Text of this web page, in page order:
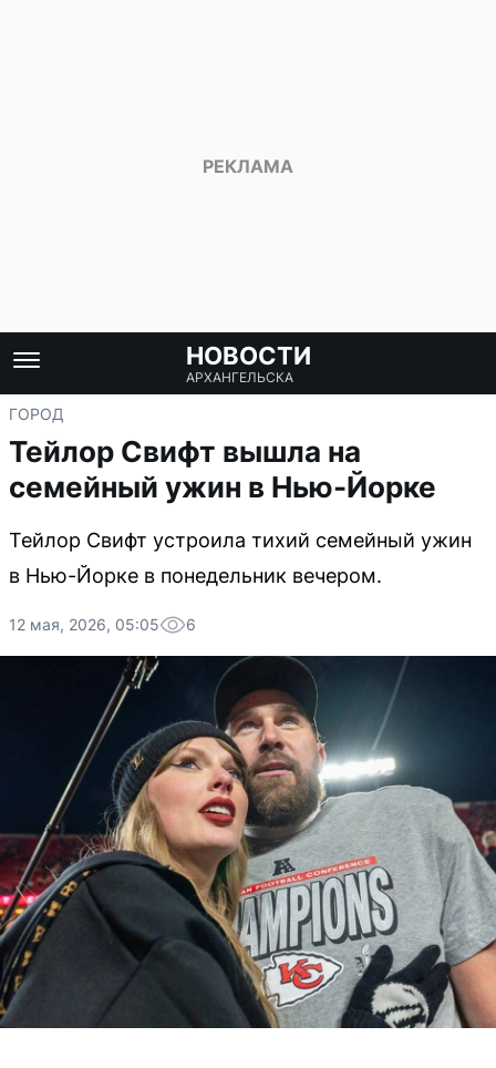
НОВОСТИ
АРХАНГЕЛЬСКА
ГОРОД
Тейлор Свифт вышла на
семейный ужин в Нью-Йорке
Тейлор Свифт устроила тихий семейный ужин
в Нью-Йорке в понедельник вечером.
12 мая, 2026, 05:05 6